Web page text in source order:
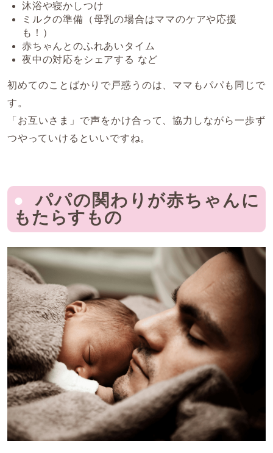
沐浴や寝かしつけ
ミルクの準備（母乳の場合はママのケアや応援
も！）
赤ちゃんとのふれあいタイム
夜中の対応をシェアする など
初めてのことばかりで戸惑うのは、ママもパパも同じで
す。
「お互いさま」で声をかけ合って、協力しながら一歩ず
つやっていけるといいですね。
パパの関わりが赤ちゃんに
もたらすもの